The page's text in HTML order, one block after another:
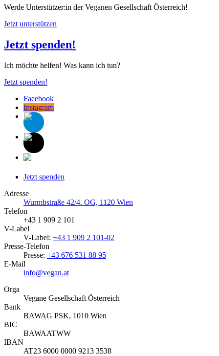
Werde Unterstützer:in der Veganen Gesellschaft Österreich!
Jetzt unterstützen
Jetzt spenden!
Ich möchte helfen! Was kann ich tun?
Jetzt spenden!
Facebook
Instagram
Jetzt spenden
Adresse
Wurmbstraße 42/4. OG, 1120 Wien
Telefon
+43 1 909 2 101
V-Label
V-Label: +43 1 909 2 101-02
Presse-Telefon
Presse: +43 676 531 88 95
E-Mail
info@vegan.at
Orga
Vegane Gesellschaft Österreich
Bank
BAWAG PSK, 1010 Wien
BIC
BAWAATWW
IBAN
AT23 6000 0000 9213 3538